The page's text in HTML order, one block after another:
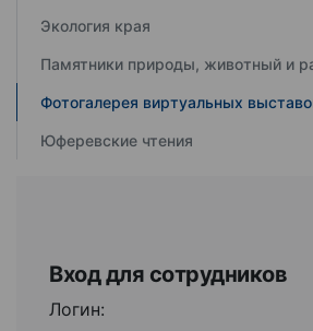
Экология края
Памятники природы, животный и
Фотогалерея виртуальных
Юферевские чтения
Вход для сотрудников
Логин: